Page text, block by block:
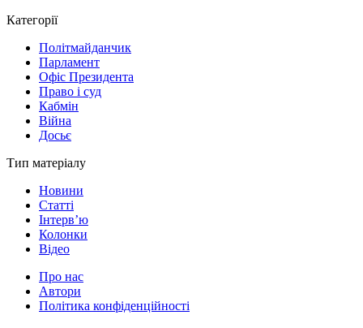
Категорії
Політмайданчик
Парламент
Офіс Президента
Право і суд
Кабмін
Війна
Досьє
Тип матеріалу
Новини
Статті
Інтерв’ю
Колонки
Відео
Про нас
Автори
Політика конфіденційності